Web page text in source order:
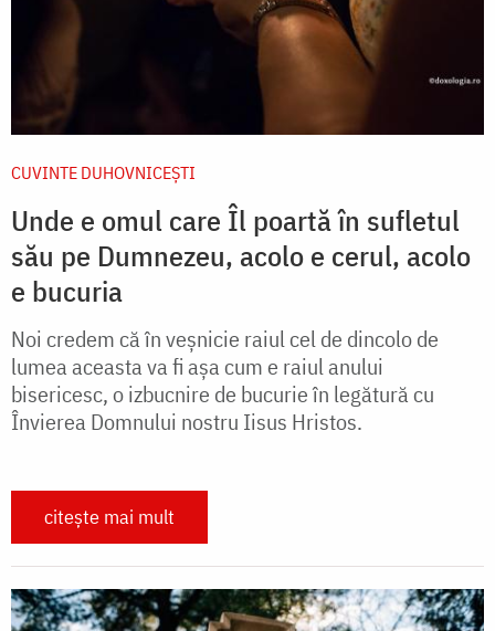
CUVINTE DUHOVNICEȘTI
Unde e omul care Îl poartă în sufletul
său pe Dumnezeu, acolo e cerul, acolo
e bucuria
Noi credem că în veșnicie raiul cel de dincolo de
lumea aceasta va fi așa cum e raiul anului
bisericesc, o izbucnire de bucurie în legătură cu
Învierea Domnului nostru Iisus Hristos.
citește mai mult